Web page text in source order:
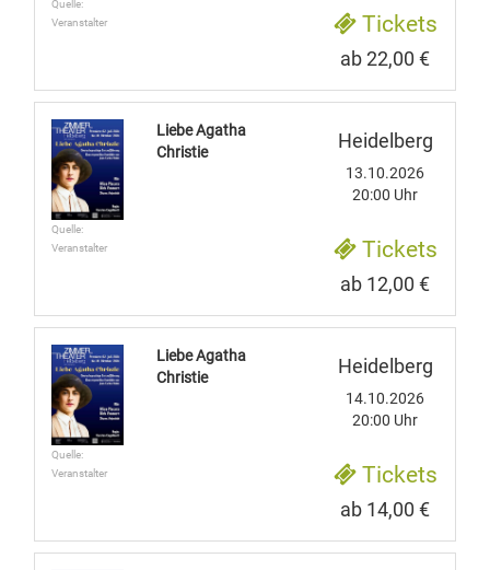
Quelle:
Veranstalter
Tickets
ab 22,00 €
Quelle:
Veranstalter
Liebe Agatha
Christie
Heidelberg
13.10.2026
20:00 Uhr
Tickets
ab 12,00 €
Quelle:
Veranstalter
Liebe Agatha
Christie
Heidelberg
14.10.2026
20:00 Uhr
Tickets
ab 14,00 €